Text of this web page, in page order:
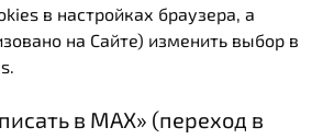
в настройках браузера, а
на Сайте) изменить выбор в
в MAX» (переход в